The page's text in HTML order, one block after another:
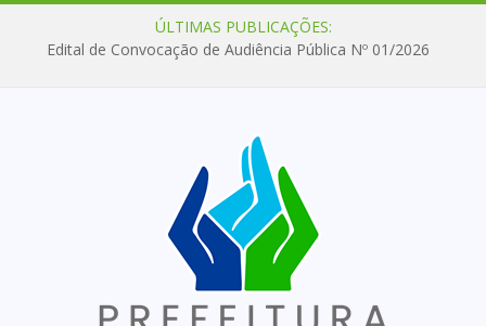
ÚLTIMAS PUBLICAÇÕES:
Edital de Convocação de Audiência Pública Nº 01/2026